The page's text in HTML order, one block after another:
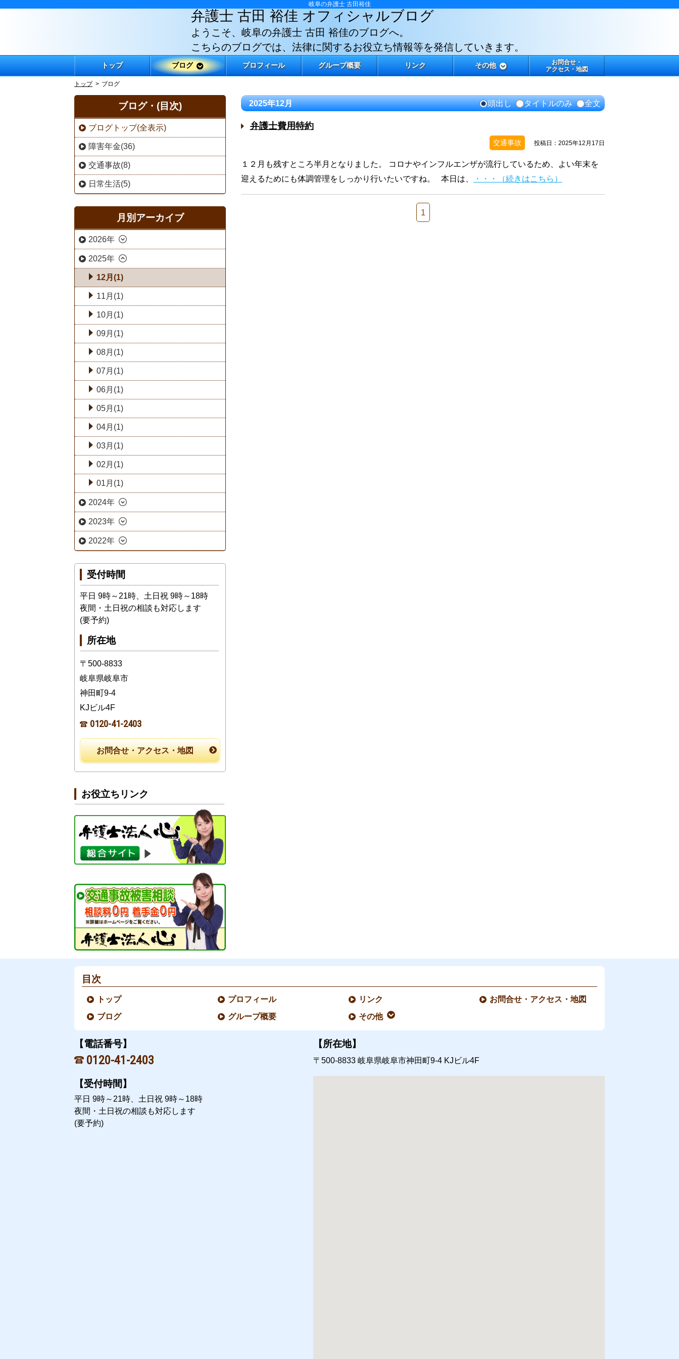
岐阜の弁護士 古田裕佳
弁護士 古田 裕佳 オフィシャルブログ
ようこそ、岐阜の弁護士 古田 裕佳のブログへ。
こちらのブログでは、法律に関するお役立ち情報等を発信していきます。
トップ ブログ プロフィール グループ概要 リンク その他
お問合せ・
アクセス・地図
トップ ブログ
2025年12月 頭出し タイトルのみ 全文
弁護士費用特約
交通事故 投稿日：2025年12月17日
１２月も残すところ半月となりました。 コロナやインフルエンザが流行しているため、よい年末を
迎えるためにも体調管理をしっかり行いたいですね。 本日は、
・・・（続きはこちら）
1
ブログ・(目次)
ブログトップ(全表示)
障害年金(36)
交通事故(8)
日常生活(5)
月別アーカイブ
2026年
2025年
12月(1)
11月(1)
10月(1)
09月(1)
08月(1)
07月(1)
06月(1)
05月(1)
04月(1)
03月(1)
02月(1)
01月(1)
2024年
2023年
2022年
受付時間
平日 9時～21時、土日祝 9時～18時
夜間・土日祝の相談も対応します
(要予約)
所在地
〒500-8833
岐阜県岐阜市
神田町9-4
KJビル4F
0120-41-2403
お問合せ・アクセス・地図
お役立ちリンク
目次
トップ
ブログ
プロフィール
グループ概要
リンク
その他
お問合せ・アクセス・地図
【電話番号】
0120-41-2403
【受付時間】
平日 9時～21時、土日祝 9時～18時
夜間・土日祝の相談も対応します
(要予約)
【所在地】
〒500-8833岐阜県岐阜市神田町9-4 KJビル4F